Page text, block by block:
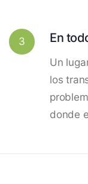
3 En
Un
los
donde